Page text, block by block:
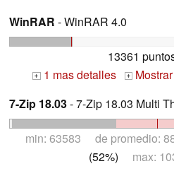
WinRAR - WinRAR 4.0
13361
+ 1 mas detalles +
7-Zip 18.03- 7-Zip 18.03 Multi
min: 63583 de promedio:
(52%) max: